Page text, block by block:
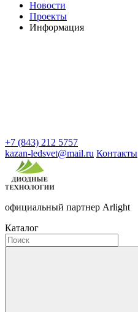
Новости
Проекты
Информация
+7 (843) 212 5757
kazan-ledsvet@mail.ru Контакты
официальный партнер Arlight
Каталог